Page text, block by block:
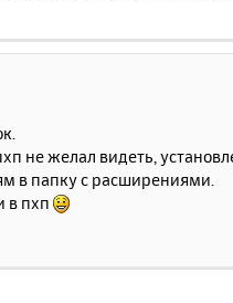
не желал видеть,
в папку с расширениями.
в пхп